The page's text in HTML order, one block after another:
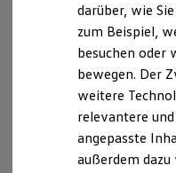
Laden
Laden
Batterie
Sicherheit
Garantie
Mehrpreis.
Bitte beachten Sie
Übersicht der aktuell
Die angegebenen
sich nicht auf ein
des Angebots,
zwischen den
Zusatzausstattungen und
darüber, wie
zum Beispiel,
besuchen oder
bewegen. Der
weitere
relevantere
angepasste
außerdem